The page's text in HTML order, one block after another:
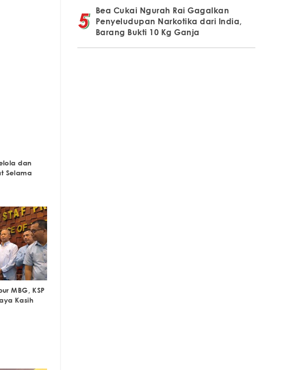
dan
Selama
MBG, KSP
Kasih
Bea Cukai Ngurah Rai Gagalkan
Penyeludupan Narkotika dari India,
Barang Bukti 10 Kg Ganja